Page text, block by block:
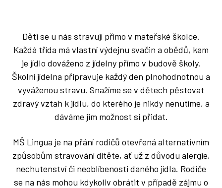
Děti se u nás stravují přímo v mateřské školce.
Každá třída má vlastní výdejnu svačin a obědů, kam
je jídlo dováženo z jídelny přímo v budově školy.
Školní jídelna připravuje každý den plnohodnotnou a
vyváženou stravu. Snažíme se v dětech pěstovat
zdravý vztah k jídlu, do kterého je nikdy nenutíme, a
dáváme jim možnost si přidat.
MŠ Lingua je na přání rodičů otevřená alternativním
způsobům stravování dítěte, ať už z důvodu alergie,
nechutenství či neoblíbenosti daného jídla. Rodiče
se na nás mohou kdykoliv obrátit v případě zájmu o